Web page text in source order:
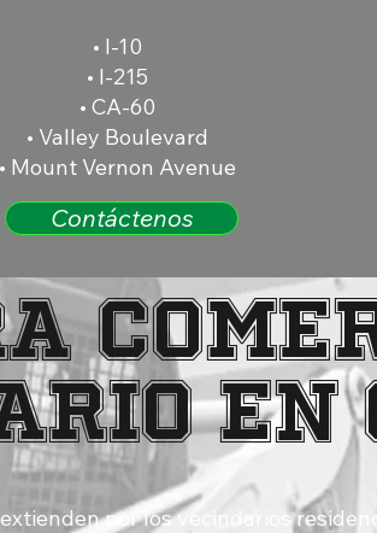
• I-10
• I-215
• CA-60
• Valley Boulevard
• Mount Vernon Avenue
Contáctenos
en
por los vecindarios